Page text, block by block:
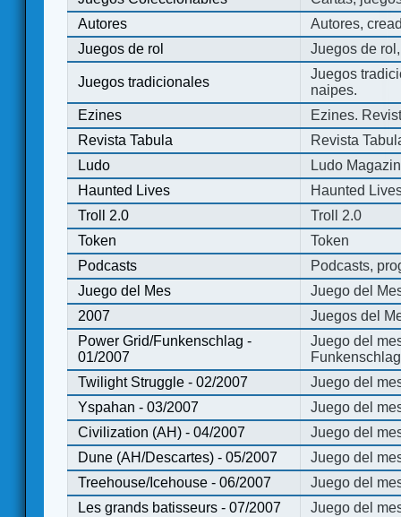
Autores
Autores,
Juegos de rol
Juegos de
Juegos tradicionales
Juegos
naipes.
Ezines
Ezines.
Revista Tabula
Revista
Ludo
Ludo
Haunted Lives
Haunted
Troll 2.0
Troll 2.0
Token
Token
Podcasts
Podcasts,
Juego del Mes
Juego del
2007
Juegos del
Power Grid/Funkenschlag -
01/2007
Juego del
Twilight Struggle - 02/2007
Juego del
Yspahan - 03/2007
Juego del
Civilization (AH) - 04/2007
Juego del
Dune (AH/Descartes) - 05/2007
Juego del
Treehouse/Icehouse - 06/2007
Juego del
Les grands batisseurs - 07/2007
Juego del